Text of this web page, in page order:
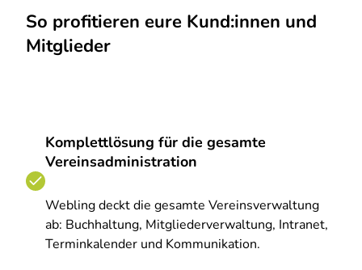
So profitieren eure Kund:innen und
Mitglieder
Komplettlösung für die gesamte
Vereinsadministration
Webling deckt die gesamte Vereinsverwaltung
ab: Buchhaltung, Mitgliederverwaltung, Intranet,
Terminkalender und Kommunikation.